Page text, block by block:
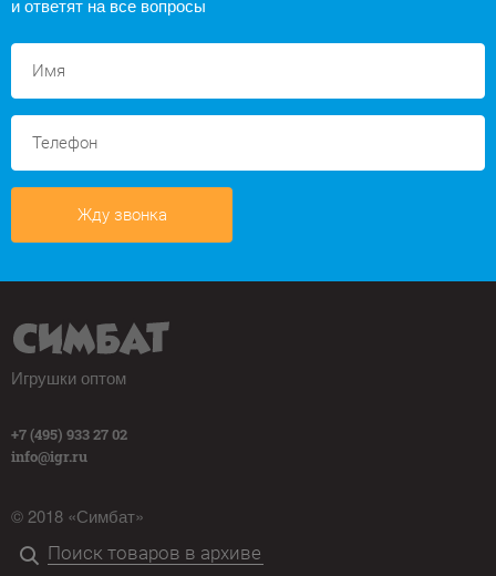
Жду звонка
Игрушки оптом
+7 (495) 933 27 02
info@igr.ru
© 2018 «Симбат»